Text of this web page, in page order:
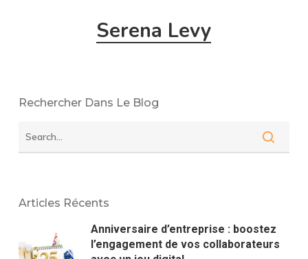
Serena Levy
Rechercher Dans Le Blog
Articles Récents
Anniversaire d’entreprise : boostez
l’engagement de vos collaborateurs